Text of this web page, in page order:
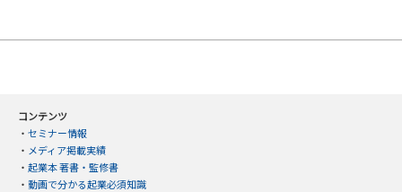
コンテンツ
・ セミナー情報
・ メディア掲載実績
・ 起業本 著書・監修書
・ 動画で分かる起業必須知識